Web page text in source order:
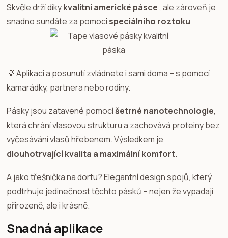
Skvěle drží díkykvalitní americké pásce, ale zároveň je
snadno sundáte za pomoci speciálního roztoku
💡 Aplikaci a posunutí zvládnete i sami doma – s pomocí
kamarádky, partnera nebo rodiny.
Pásky jsou zatavené pomocíšetrné nanotechnologie,
která chrání vlasovou strukturu a zachovává proteiny bez
vyčesávání vlasů hřebenem. Výsledkem je
dlouhotrvající kvalita a maximální komfort.
A jako třešnička na dortu? Elegantní design spojů, který
podtrhuje jedinečnost těchto pásků – nejen že vypadají
přirozeně, ale i krásně.
Snadná aplikace